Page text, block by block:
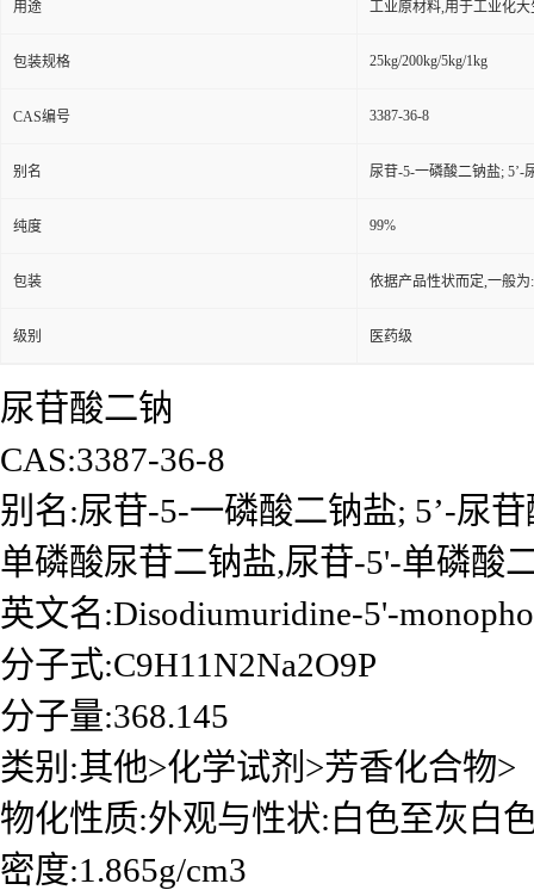
用途 工业原材料,用于工业化大
包装规格 25kg/200kg/5kg/1kg
CAS编号 3387-36-8
别名 尿苷-5-一磷酸二钠盐; 5’-
纯度 99%
包装 依据产品性状而定,一般
级别 医药级
尿苷酸二钠
CAS:3387-36-8
别名:尿苷-5-一磷酸二钠盐; 5’-尿
单磷酸尿苷二钠盐,尿苷-5'-单磷酸
英文名:Disodiumuridine-5'-
分子式:C9H11N2Na2O9P
分子量:368.145
类别:其他>化学试剂>芳香化合物>
物化性质:外观与性状:白色至灰白
密度:1.865g/cm3